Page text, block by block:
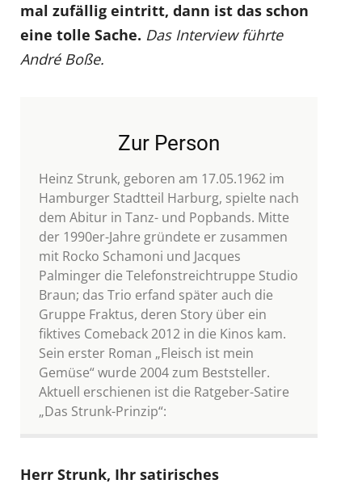
mal zufällig eintritt, dann ist das schon
eine tolle Sache. Das Interview führte
André Boße.
Zur Person
Heinz Strunk, geboren am 17.05.1962 im
Hamburger Stadtteil Harburg, spielte nach
dem Abitur in Tanz- und Popbands. Mitte
der 1990er-Jahre gründete er zusammen
mit Rocko Schamoni und Jacques
Palminger die Telefonstreichtruppe Studio
Braun; das Trio erfand später auch die
Gruppe Fraktus, deren Story über ein
fiktives Comeback 2012 in die Kinos kam.
Sein erster Roman „Fleisch ist mein
Gemüse“ wurde 2004 zum Beststeller.
Aktuell erschienen ist die Ratgeber-Satire
„Das Strunk-Prinzip“:
Herr Strunk, Ihr satirisches